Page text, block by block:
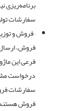
برنامه‌ریزی
سفارشات
– فروش و
فروش،
فرعی این
درخواست
سفارشات
فروش